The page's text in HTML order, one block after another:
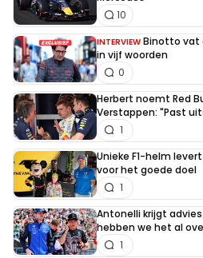
10
INTERVIEW Binotto vat
in vijf woorden
0
Herbert noemt Red
Verstappen: "Past
1
Unieke F1-helm
voor het goede doel
1
Antonelli krijgt
hebben we het al
1